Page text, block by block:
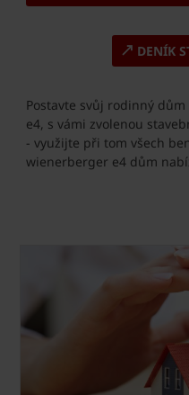
DENÍK
Postavte svůj rodinný
e4, s vámi zvolenou
- využijte při tom všech
wienerberger e4 dům